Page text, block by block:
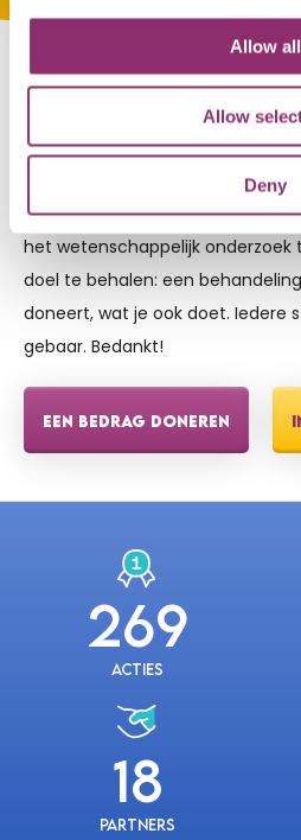
Allow all
Allow
Deny
IEDERE STEUN IS EEN GROOT
MET HART EN
WIJ ONS IN
Onze maandelijkse donateurs
hebben er ongeveer duizend
het wetenschappelijk onderzoek
doel te behalen: een
doneert, wat je ook doet. Iedere
gebaar. Bedankt!
EEN BEDRAG DONEREN
269
Acties
18
Partners